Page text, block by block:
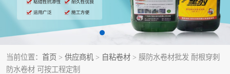
当前位置： 首页 > 供应商机 > 自粘卷材 > 膜防水卷材批发 耐根穿刺
防水卷材 可按工程定制
乳化沥青防水涂料 自粘卷材
非固化橡胶防水涂料